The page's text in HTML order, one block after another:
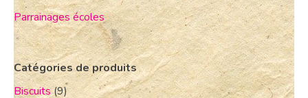
Parrainages écoles
Catégories de produits
Biscuits(9)